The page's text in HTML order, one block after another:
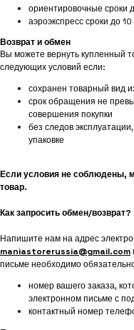
ориентировочные сроки
аэроэкспресс сроки до
Возврат и обмен
Вы можете вернуть купленный
следующих условий если:
сохранен товарный вид
срок обращения не
совершения покупки
без следов
упаковке
Если условия не соблюдены,
товар.
Как запросить обмен/возврат?
Напишите нам на адрес
maniastorerussia@gmail.com
письме необходимо
номер вашего заказа,
электронном письме с
контактный номер